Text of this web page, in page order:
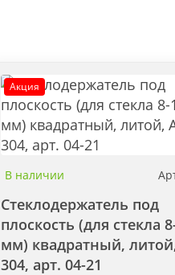
Акция
В наличии
Стеклодержатель под
плоскость (для стекла
мм) квадратный,
304, арт. 04-21